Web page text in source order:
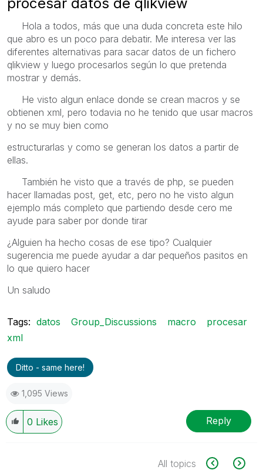
Hola a todos, más que una duda concreta este hilo
que abro es un poco para debatir. Me interesa ver las
diferentes alternativas para sacar datos de un fichero
qlikview y luego procesarlos según lo que pretenda
mostrar y demás.
He visto algun enlace donde se crean macros y se
obtienen xml, pero todavia no he tenido que usar macros
y no se muy bien como
estructurarlas y como se generan los datos a partir de
ellas.
También he visto que a través de php, se pueden
hacer llamadas post, get, etc, pero no he visto algun
ejemplo más completo que partiendo desde cero me
ayude para saber por donde tirar
¿Alguien ha hecho cosas de ese tipo? Cualquier
sugerencia me puede ayudar a dar pequeños pasitos en
lo que quiero hacer
Un saludo
Tags: datos Group_Discussions macro
procesar
xml
Ditto - same here!
1,095 Views
0 Likes Reply
All topics